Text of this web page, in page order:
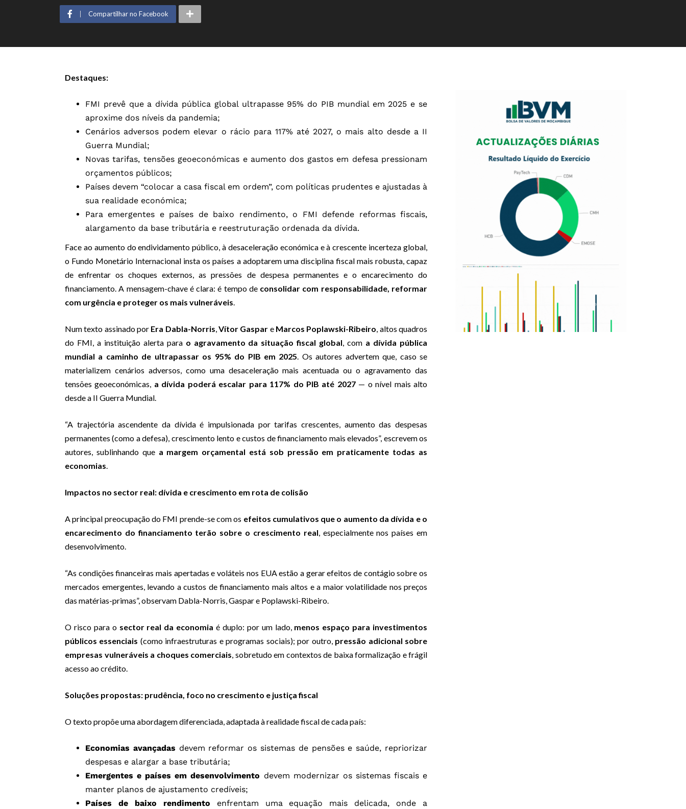
Compartilhar no Facebook
Destaques:
FMI prevê que a dívida pública global ultrapasse 95% do PIB mundial em 2025 e se
aproxime dos níveis da pandemia;
Cenários adversos podem elevar o rácio para 117% até 2027, o mais alto desde a II
Guerra Mundial;
Novas tarifas, tensões geoeconómicas e aumento dos gastos em defesa pressionam
orçamentos públicos;
Países devem “colocar a casa fiscal em ordem”, com políticas prudentes e ajustadas à
sua realidade económica;
Para emergentes e países de baixo rendimento, o FMI defende reformas fiscais,
alargamento da base tributária e reestruturação ordenada da dívida.
Face ao aumento do endividamento público, à desaceleração económica e à crescente incerteza global,
o Fundo Monetário Internacional insta os países a adoptarem uma disciplina fiscal mais robusta, capaz
de enfrentar os choques externos, as pressões de despesa permanentes e o encarecimento do
financiamento. A mensagem-chave é clara: é tempo de consolidar com responsabilidade, reformar
com urgência e proteger os mais vulneráveis.
Num texto assinado por Era Dabla-Norris,Vítor Gaspar e Marcos Poplawski-Ribeiro, altos quadros
do FMI, a instituição alerta para o agravamento da situação fiscal global, com a dívida pública
mundial a caminho de ultrapassar os 95% do PIB em 2025. Os autores advertem que, caso se
materializem cenários adversos, como uma desaceleração mais acentuada ou o agravamento das
tensões geoeconómicas, a dívida poderá escalar para 117% do PIB até 2027— o nível mais alto
desde a II Guerra Mundial.
“A trajectória ascendente da dívida é impulsionada por tarifas crescentes, aumento das despesas
permanentes (como a defesa), crescimento lento e custos de financiamento mais elevados”, escrevem os
autores, sublinhando que a margem orçamental está sob pressão em praticamente todas as
economias.
Impactos no sector real: dívida e crescimento em rota de colisão
A principal preocupação do FMI prende-se com os efeitos cumulativos que o aumento da dívida e o
encarecimento do financiamento terão sobre o crescimento real, especialmente nos países em
desenvolvimento.
“As condições financeiras mais apertadas e voláteis nos EUA estão a gerar efeitos de contágio sobre os
mercados emergentes, levando a custos de financiamento mais altos e a maior volatilidade nos preços
das matérias-primas”, observam Dabla-Norris, Gaspar e Poplawski-Ribeiro.
O risco para o sector real da economia é duplo: por um lado, menos espaço para investimentos
públicos essenciais (como infraestruturas e programas sociais); por outro, pressão adicional sobre
empresas vulneráveis a choques comerciais, sobretudo em contextos de baixa formalização e frágil
acesso ao crédito.
Soluções propostas: prudência, foco no crescimento e justiça fiscal
O texto propõe uma abordagem diferenciada, adaptada à realidade fiscal de cada país:
Economias avançadas devem reformar os sistemas de pensões e saúde, repriorizar
despesas e alargar a base tributária;
Emergentes e países em desenvolvimento devem modernizar os sistemas fiscais e
manter planos de ajustamento credíveis;
Países de baixo rendimento enfrentam uma equação mais delicada, onde a